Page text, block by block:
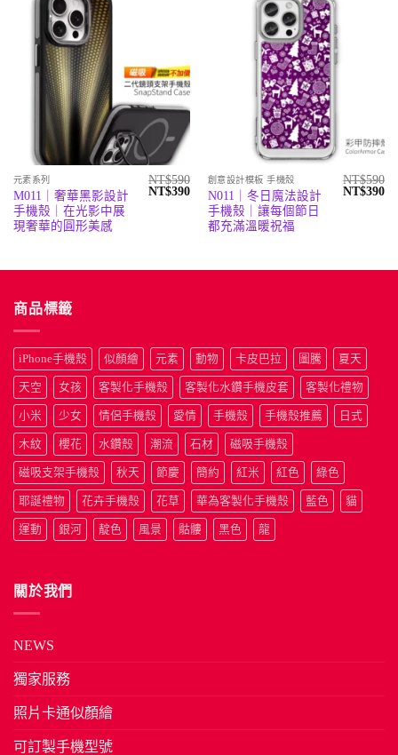
元素系列
M011｜奢華黑影設計
手機殼｜在光影中展
現奢華的圓形美感
NT$590
原
NT$390目
格：
創意設計模板 手機殼
N011｜冬日魔法設計
手機殼｜讓每個節日
都充滿溫暖祝福
NT$590
原
NT$390目
商品標籤
iPhone手機殼 似顏繪 元素 動物 卡皮巴拉 圖騰 夏天
天空 女孩 客製化手機殼 客製化水鑽手機皮套 客製化禮物
小米 少女 情侶手機殼 愛情 手機殼 手機殼推薦 日式
木紋 櫻花 水鑽殼 潮流 石材 磁吸手機殼
磁吸支架手機殼 秋天 節慶 簡約 紅米 紅色 綠色
耶誕禮物 花卉手機殼 花草 華為客製化手機殼 藍色 貓
運動 銀河 靛色 風景 骷髏 黑色 龍
關於我們
NEWS
獨家服務
照片卡通似顏繪
可訂製手機型號